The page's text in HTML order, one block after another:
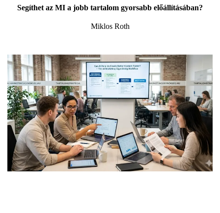
Segíthet az MI a jobb tartalom gyorsabb előállításában?
Miklos Roth